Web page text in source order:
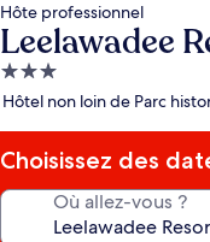
Hôte professionnel
Leelawadee
Hébergement
3.0 étoiles
Hôtel non loin de Parc
Choisissez des
Où allez-vous ?